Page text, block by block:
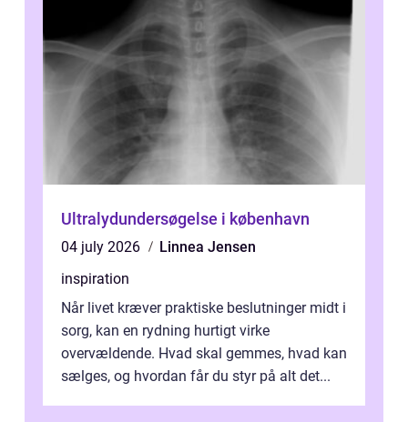
Ultralydundersøgelse i københavn
04 july 2026
Linnea Jensen
inspiration
Når livet kræver praktiske beslutninger midt i
sorg, kan en rydning hurtigt virke
overvældende. Hvad skal gemmes, hvad kan
sælges, og hvordan får du styr på alt det...